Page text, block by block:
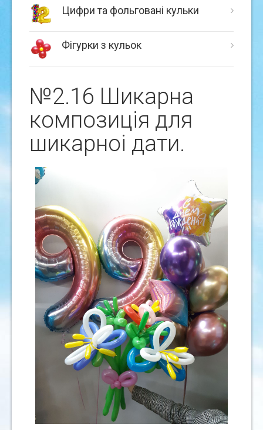
Цифри та фольговані кульки
Фігурки з кульок
№2.16 Шикарна
композицiя для
шикарноi дати.